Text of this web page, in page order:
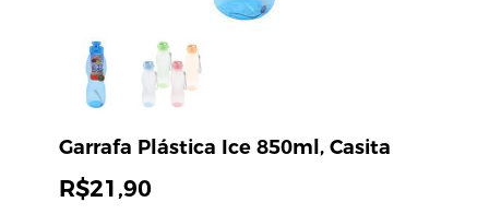
Garrafa Plástica Ice 850ml, Casita
R$21,90